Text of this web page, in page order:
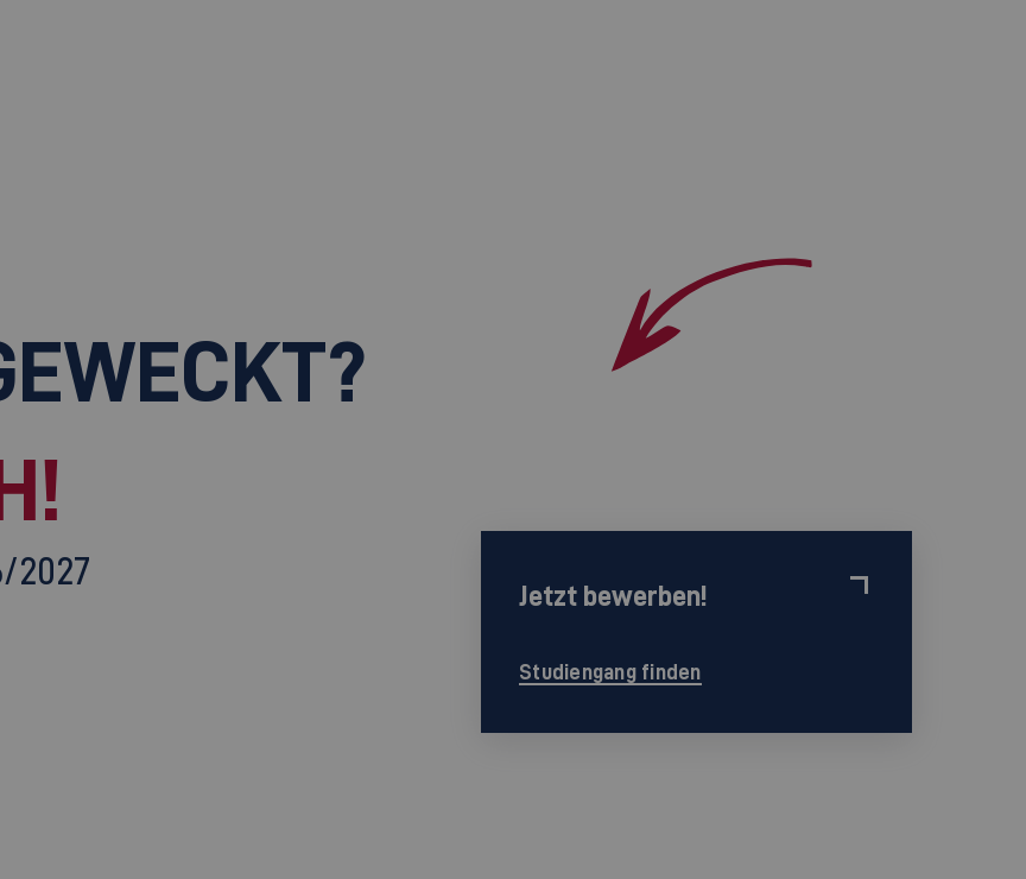
2027
Jetzt bewerben!
Studiengang finden